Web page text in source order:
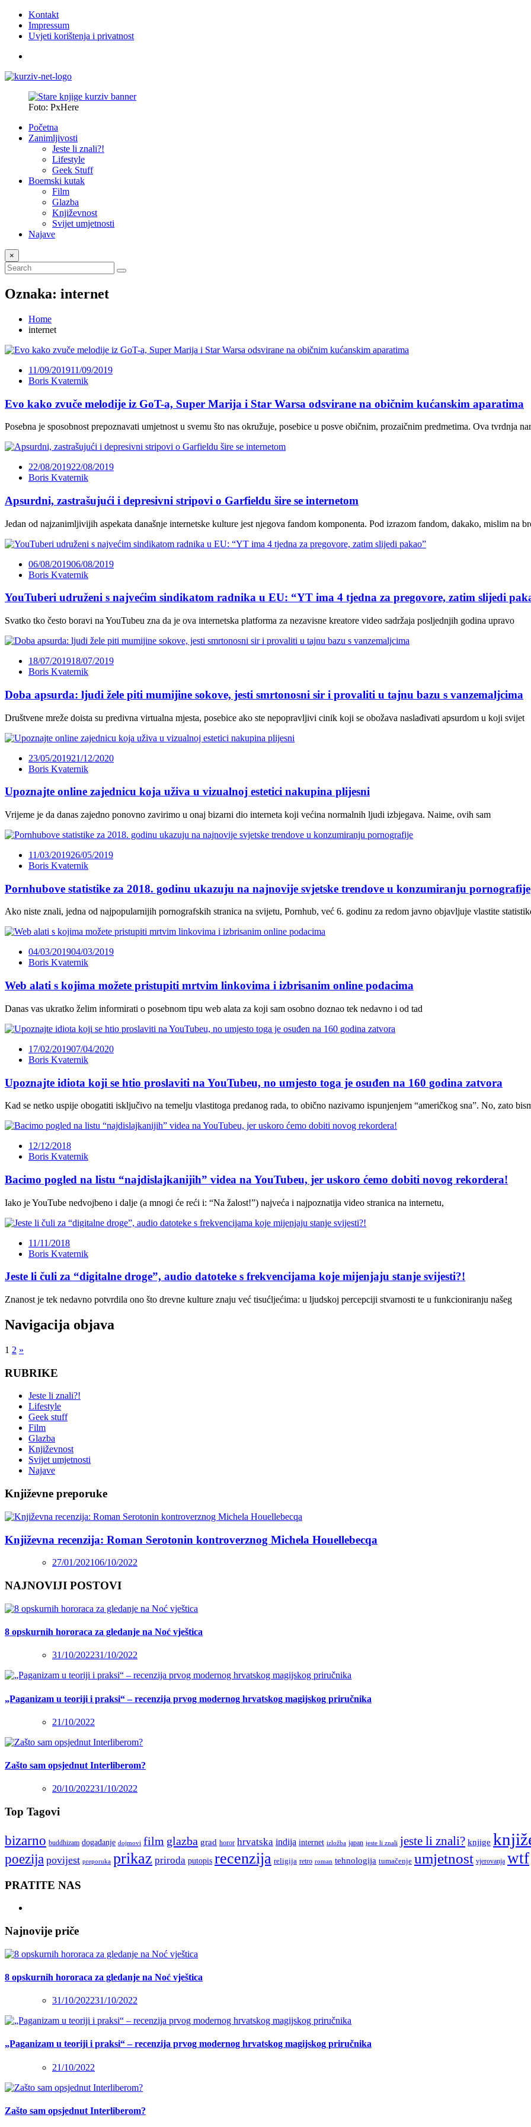
Kontakt
Impressum
Uvjeti korištenja i privatnost
Foto: PxHere
Početna
Zanimljivosti
Jeste li znali?!
Lifestyle
Geek Stuff
Boemski kutak
Film
Glazba
Književnost
Svijet umjetnosti
Najave
×
Oznaka: internet
Home
internet
11/09/201911/09/2019
Boris Kvaternik
Evo kako zvuče melodije iz GoT-a, Super Marija i Star Warsa odsvirane na običnim kućanskim aparatima
Posebna je sposobnost prepoznavati umjetnost u svemu što nas okružuje, posebice u posve običnim, prozaičnim predmetima. Ova tvrdnja
22/08/201922/08/2019
Boris Kvaternik
Apsurdni, zastrašujući i depresivni stripovi o Garfieldu šire se internetom
Jedan od najzanimljivijih aspekata današnje internetske kulture jest njegova fandom komponenta. Pod izrazom fandom, dakako, mislim na
06/08/201906/08/2019
Boris Kvaternik
YouTuberi udruženi s najvećim sindikatom radnika u EU: “YT ima 4 tjedna za pregovore, zatim slijedi
Svatko tko često boravi na YouTubeu zna da je ova internetska platforma za nezavisne kreatore video sadržaja posljednjih godina upravo
18/07/201918/07/2019
Boris Kvaternik
Doba apsurda: ljudi žele piti mumijine sokove, jesti smrtonosni sir i provaliti u tajnu bazu s vanzemaljcima
Društvene mreže doista su predivna virtualna mjesta, posebice ako ste nepopravljivi cinik koji se obožava naslađivati apsurdom u koji svijet
23/05/201921/12/2020
Boris Kvaternik
Upoznajte online zajednicu koja uživa u vizualnoj estetici nakupina plijesni
Vrijeme je da danas zajedno ponovno zavirimo u onaj bizarni dio interneta koji većina normalnih ljudi izbjegava. Naime, ovih sam
11/03/201926/05/2019
Boris Kvaternik
Pornhubove statistike za 2018. godinu ukazuju na najnovije svjetske trendove u konzumiranju pornografije
Ako niste znali, jedna od najpopularnijih pornografskih stranica na svijetu, Pornhub, već 6. godinu za redom javno objavljuje vlastite
04/03/201904/03/2019
Boris Kvaternik
Web alati s kojima možete pristupiti mrtvim linkovima i izbrisanim online podacima
Danas vas ukratko želim informirati o posebnom tipu web alata za koji sam osobno doznao tek nedavno i od tad
17/02/201907/04/2020
Boris Kvaternik
Upoznajte idiota koji se htio proslaviti na YouTubeu, no umjesto toga je osuđen na 160 godina zatvora
Kad se netko uspije obogatiti isključivo na temelju vlastitoga predanog rada, to obično nazivamo ispunjenjem “američkog sna”. No, zato
12/12/2018
Boris Kvaternik
Bacimo pogled na listu “najdislajkanijih” videa na YouTubeu, jer uskoro ćemo dobiti novog rekordera!
Iako je YouTube nedvojbeno i dalje (a mnogi će reći i: “Na žalost!”) najveća i najpoznatija video stranica na internetu,
11/11/2018
Boris Kvaternik
Jeste li čuli za “digitalne droge”, audio datoteke s frekvencijama koje mijenjaju stanje svijesti?!
Znanost je tek nedavno potvrdila ono što drevne kulture znaju već tisućljećima: u ljudskoj percepciji stvarnosti te u funkcioniranju našeg
Navigacija objava
1 2 »
RUBRIKE
Jeste li znali?!
Lifestyle
Geek stuff
Film
Glazba
Književnost
Svijet umjetnosti
Najave
Književne preporuke
Književna recenzija: Roman Serotonin kontroverznog Michela Houellebecqa
27/01/202106/10/2022
NAJNOVIJI POSTOVI
8 opskurnih hororaca za gledanje na Noć vještica
31/10/202231/10/2022
„Paganizam u teoriji i praksi“ – recenzija prvog modernog hrvatskog magijskog priručnika
21/10/2022
Zašto sam opsjednut Interliberom?
20/10/202231/10/2022
Top Tagovi
bizarno buddhizam događanje dojmovi film glazba grad horor hrvatska indija internet izložba japan jeste li znali jeste li znali? knjige
poezija povijest preporuka prikaz priroda putopis recenzija religija retro roman tehnologija tumačenje umjetnost vjerovanja wtf
PRATITE NAS
Najnovije priče
8 opskurnih hororaca za gledanje na Noć vještica
31/10/202231/10/2022
„Paganizam u teoriji i praksi“ – recenzija prvog modernog hrvatskog magijskog priručnika
21/10/2022
Zašto sam opsjednut Interliberom?